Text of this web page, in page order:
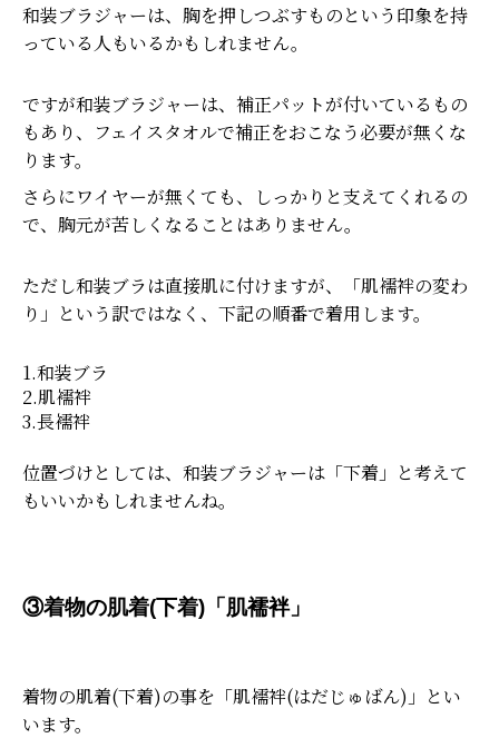
和装ブラジャーは、胸を押しつぶすものという印象を持
っている人もいるかもしれません。
ですが和装ブラジャーは、補正パットが付いているもの
もあり、フェイスタオルで補正をおこなう必要が無くな
ります。
さらにワイヤーが無くても、しっかりと支えてくれるの
で、胸元が苦しくなることはありません。
ただし和装ブラは直接肌に付けますが、「肌襦袢の変わ
り」という訳ではなく、下記の順番で着用します。
1.和装ブラ
2.肌襦袢
3.長襦袢
位置づけとしては、和装ブラジャーは「下着」と考えて
もいいかもしれませんね。
③着物の肌着(下着)「肌襦袢」
着物の肌着(下着)の事を「肌襦袢(はだじゅばん)」とい
います。